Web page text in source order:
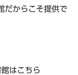
だからこそ提供で
はこちら